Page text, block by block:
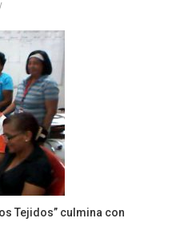
Tejidos” culmina con